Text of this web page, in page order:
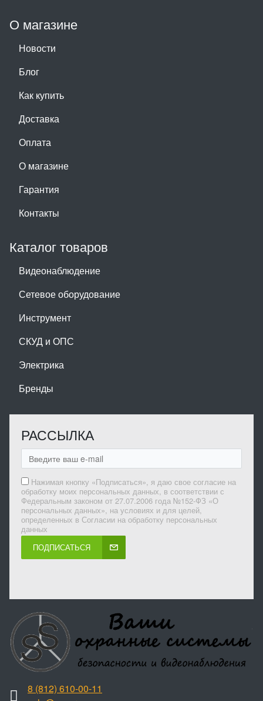
О магазине
Новости
Блог
Как купить
Доставка
Оплата
О магазине
Гарантия
Контакты
Каталог товаров
Видеонаблюдение
Сетевое оборудование
Инструмент
СКУД и ОПС
Электрика
Бренды
РАССЫЛКА
Нажимая кнопку «Подписаться», я даю свое согласие на
обработку моих персональных данных, в соответствии с
Федеральным законом от 27.07.2006 года №152-ФЗ «О
персональных данных», на условиях и для целей,
определенных в Согласии на обработку персональных
данных
ПОДПИСАТЬСЯ
8 (812) 610-00-11